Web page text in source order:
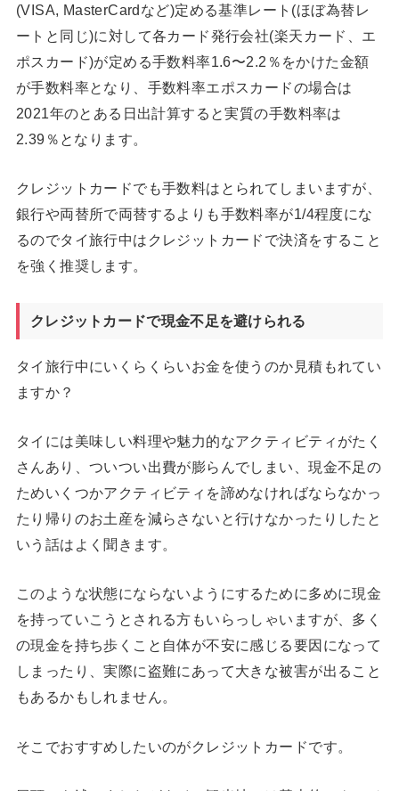
(VISA, MasterCardなど)定める基準レート(ほぼ為替レ
ートと同じ)に対して各カード発行会社(楽天カード、エ
ポスカード)が定める手数料率1.6〜2.2％をかけた金額
が手数料率となり、手数料率エポスカードの場合は
2021年のとある日出計算すると実質の手数料率は
2.39％となります。
クレジットカードでも手数料はとられてしまいますが、
銀行や両替所で両替するよりも手数料率が1/4程度にな
るのでタイ旅行中はクレジットカードで決済をすること
を強く推奨します。
クレジットカードで現金不足を避けられる
タイ旅行中にいくらくらいお金を使うのか見積もれてい
ますか？
タイには美味しい料理や魅力的なアクティビティがたく
さんあり、ついつい出費が膨らんでしまい、現金不足の
ためいくつかアクティビティを諦めなければならなかっ
たり帰りのお土産を減らさないと行けなかったりしたと
いう話はよく聞きます。
このような状態にならないようにするために多めに現金
を持っていこうとされる方もいらっしゃいますが、多く
の現金を持ち歩くこと自体が不安に感じる要因になって
しまったり、実際に盗難にあって大きな被害が出ること
もあるかもしれません。
そこでおすすめしたいのがクレジットカードです。